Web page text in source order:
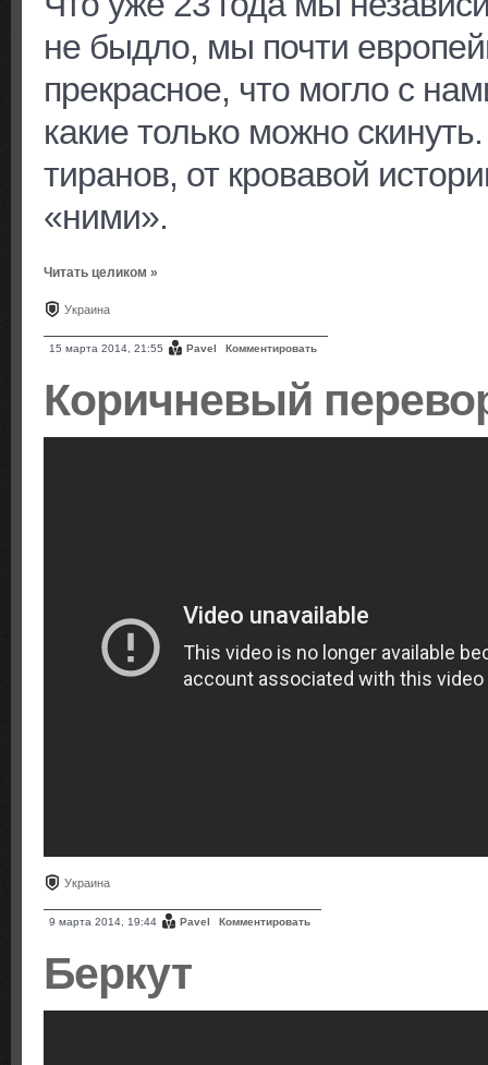
не быдло, мы почти
прекрасное, что могло с
какие только можно
тиранов, от кровавой
«ними».
Читать целиком »
Украина
15 марта 2014, 21:55 Pavel Комментировать
Коричневый
Украина
9 марта 2014, 19:44 Pavel Комментировать
Беркут